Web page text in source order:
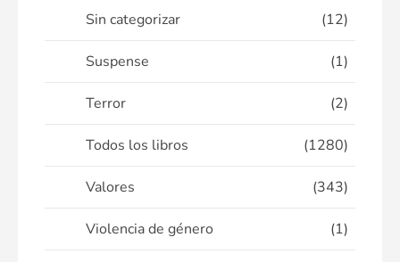
Sin categorizar (12)
Suspense (1)
Terror (2)
Todos los libros (1280)
Valores (343)
Violencia de género (1)